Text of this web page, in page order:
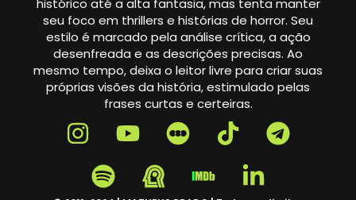
seu foco em thrillers e histórias de horror. Seu
estilo é marcado pela análise crítica, a ação
desenfreada e as descrições precisas. Ao
mesmo tempo, deixa o leitor livre para criar suas
próprias visões da história, estimulado pelas
frases curtas e certeiras.